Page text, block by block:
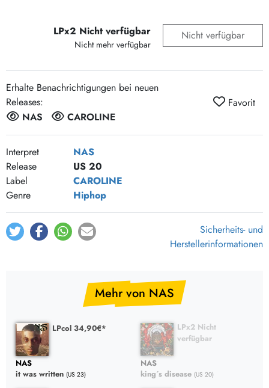
LPx2 Nicht verfügbar
Nicht mehr verfügbar
Nicht verfügbar
Erhalte Benachrichtigungen bei neuen
Releases:
NAS
CAROLINE
Favorit
Interpret
NAS
Release
US 20
Label
CAROLINE
Genre
Hiphop
Sicherheits- und
Herstellerinformationen
Mehr von NAS
LPcol 34,90€*
NAS
it was written (US 23)
LPx2 Nicht
verfügbar
NAS
king´s disease (US 20)